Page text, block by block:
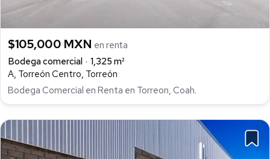
$105,000 MXN en renta
Bodega comercial
1,325 m²
A, Torreón Centro, Torreón
Bodega Comercial en Renta en Torreon, Coah.